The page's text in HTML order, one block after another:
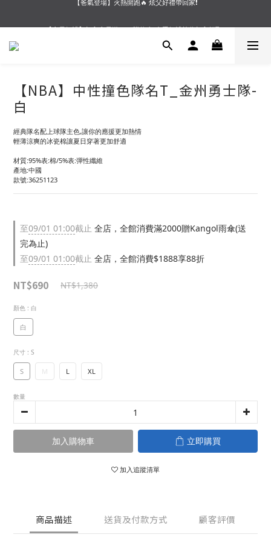
【夏末OUTLET】專區全面5折起❗超值入手就趁現在🔥
【NBA】中性撞色隊名T_金州勇士隊-
白
經典隊名配上球隊主色,讓你的應援更加熱情
輕薄涼爽的冰瓷棉讓夏日穿著更加舒適
材質:95%表:棉/5%表:彈性纖維
產地:中國
款號:36251123
至09/01 01:00截止 全店，全館消費滿2000贈Kangol雨傘(送
完為止)
至09/01 01:00截止 全店，全館消費$1888享88折
NT$690 NT$1,380
顏色 : 白
白
尺寸 : S
S M L XL
數量
加入購物車 立即購買
加入追蹤清單
商品描述 送貨及付款方式 顧客評價